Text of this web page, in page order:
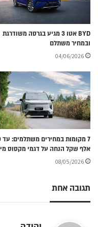
BYD אטו 3 מגיע בגרסה משודרגת
ובמחיר משתלם
04/06/2026
7
אלף שקל הנחה על דגמי מקסוס
08/05/2026
תגובה אחת